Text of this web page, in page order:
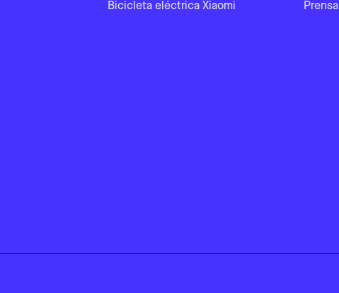
Bicicleta eléctrica Xiaomi
Prensa